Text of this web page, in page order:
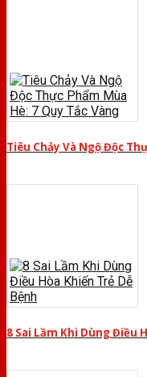
Tiêu Chảy Và Ngộ Độc
8 Sai Lầm Khi Dùng Điều